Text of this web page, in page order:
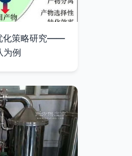
化策略研究——
为例